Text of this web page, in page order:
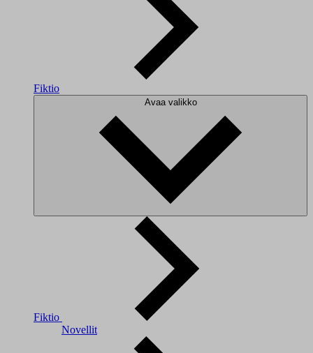
Fiktio
Avaa valikko
Fiktio
Novellit